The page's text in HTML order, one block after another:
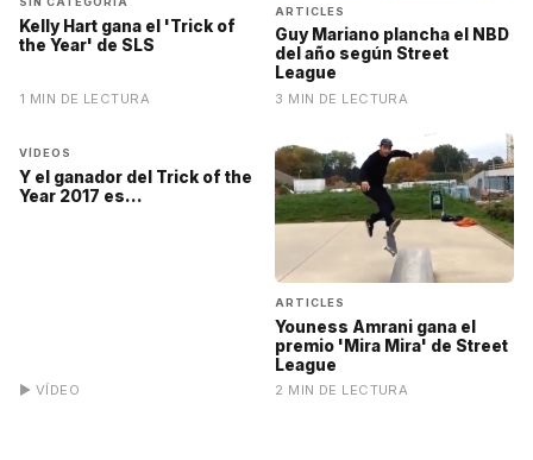
Kelly Hart gana el 'Trick of
the Year' de SLS
1 MIN DE LECTURA
ARTICLES
Guy Mariano plancha el NBD
del año según Street
League
3 MIN DE LECTURA
VÍDEOS
Y el ganador del Trick of the
Year 2017 es...
▶ VÍDEO
ARTICLES
Youness Amrani gana el
premio 'Mira Mira' de Street
League
2 MIN DE LECTURA